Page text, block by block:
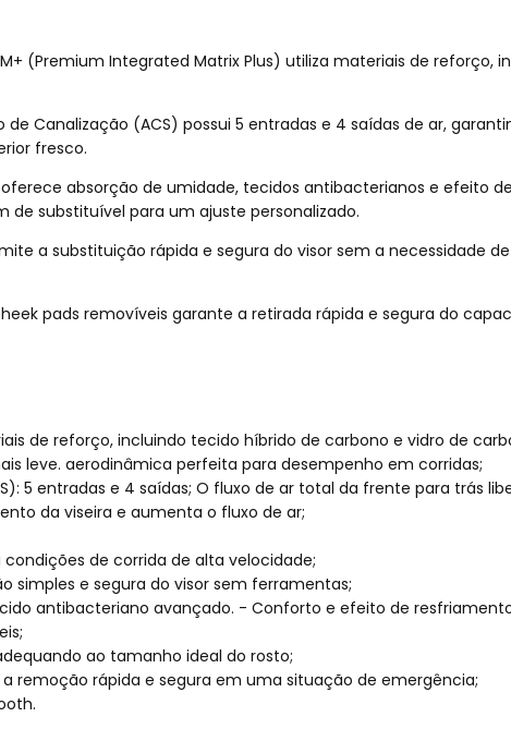
(Premium Integrated Matrix Plus) utiliza materiais de reforço,
de Canalização (ACS) possui 5 entradas e 4 saídas de ar,
fresco.
absorção de umidade, tecidos antibacterianos e efeito
substituível para um ajuste personalizado.
a substituição rápida e segura do visor sem a necessidade
pads removíveis garante a retirada rápida e segura do
de reforço, incluindo tecido híbrido de carbono e vidro de
leve. aerodinâmica perfeita para desempenho em corridas;
5 entradas e 4 saídas; O fluxo de ar total da frente para trás
da viseira e aumenta o fluxo de ar;
de corrida de alta velocidade;
simples e segura do visor sem ferramentas;
antibacteriano avançado. - Conforto e efeito de
ao tamanho ideal do rosto;
a remoção rápida e segura em uma situação de emergência;